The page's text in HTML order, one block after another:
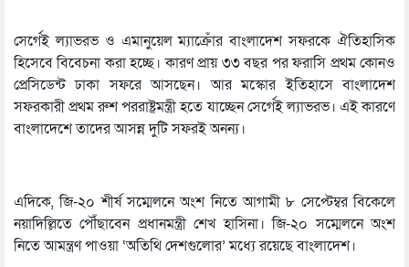
সের্গেই ল্যাভরভ ও এমানুয়েল ম্যাক্রোঁর বাংলাদেশ সফরকে ঐতিহাসিক
হিসেবে বিবেচনা করা হচ্ছে। কারণ প্রায় ৩৩ বছর পর ফরাসি প্রথম কোনও
প্রেসিডেন্ট ঢাকা সফরে আসছেন। আর মস্কোর ইতিহাসে বাংলাদেশ
সফরকারী প্রথম রুশ পররাষ্ট্রমন্ত্রী হতে যাচ্ছেন সের্গেই ল্যাভরভ। এই কারণে
বাংলাদেশে তাদের আসন্ন দুটি সফরই অনন্য।
এদিকে, জি-২০ শীর্ষ সম্মেলনে অংশ নিতে আগামী ৮ সেপ্টেম্বর বিকেলে
নয়াদিল্লিতে পৌঁছাবেন প্রধানমন্ত্রী শেখ হাসিনা। জি-২০ সম্মেলনে অংশ
নিতে আমন্ত্রণ পাওয়া ‘অতিথি দেশগুলোর’ মধ্যে রয়েছে বাংলাদেশ।